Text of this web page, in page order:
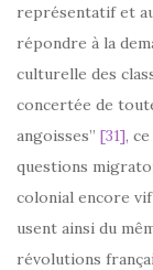
représentatif et
répondre à la
culturelle des
concertée de
angoisses” [31],
questions
colonial encore vif
usent ainsi du
révolutions